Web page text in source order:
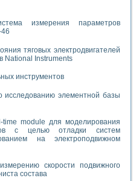
измерения параметров
тяговых электродвигателей
National Instruments
инструментов
исследованию элементной базы
module для моделирования
с целью отладки систем
на электроподвижном
скорости подвижного
состава